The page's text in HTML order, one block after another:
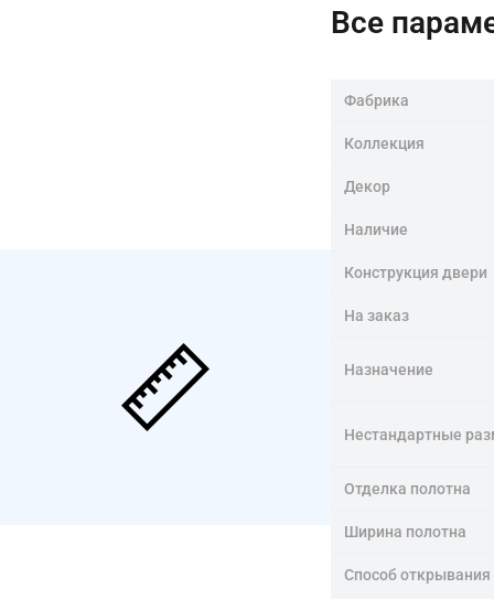
Все
Фабрика
Коллекция
Декор
Наличие
Конструкция двери
На заказ
Назначение
Нестандартные
Отделка полотна
Ширина полотна
Способ открывания